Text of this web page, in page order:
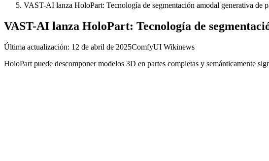
VAST-AI lanza HoloPart: Tecnología de segmentación amodal generativa de
VAST-AI lanza HoloPart: Tecnología de
Última actualización: 12 de abril de 2025ComfyUI Wikinews
HoloPart puede descomponer modelos 3D en partes completas y semánticamente